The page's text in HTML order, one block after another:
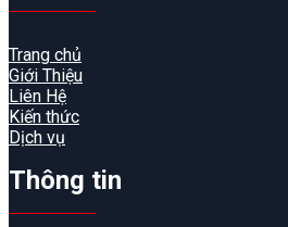
Trang chủ
Giới Thiệu
Liên Hệ
Kiến thức
Dịch vụ
Thông tin